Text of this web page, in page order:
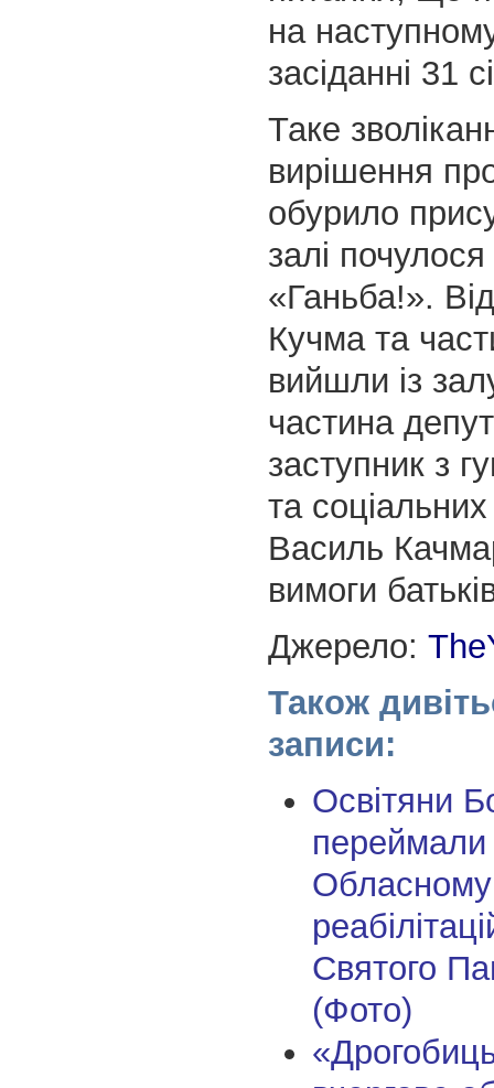
на
засіданні 31
Таке
вирішення
обурило
залі
«Ганьба!».
Кучма та
вийшли із
частина
заступник з
та
Василь
вимоги
Джерело:
Також
записи:
Освітяни
переймали
Обласному
Святого
(Фото)